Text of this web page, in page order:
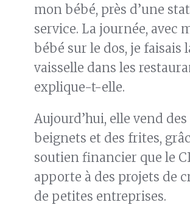
mon bébé, près d’une
service. La journée, avec
bébé sur le dos, je faisais
vaisselle dans les
explique-t-elle.
Aujourd’hui, elle vend des
beignets et des frites,
soutien financier que le
apporte à des projets de
de petites entreprises.